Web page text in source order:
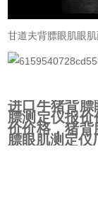
甘道夫背膘眼肌眼
进口牛猪背
膘测定仪报
价价格，猪
膘眼肌测定仪